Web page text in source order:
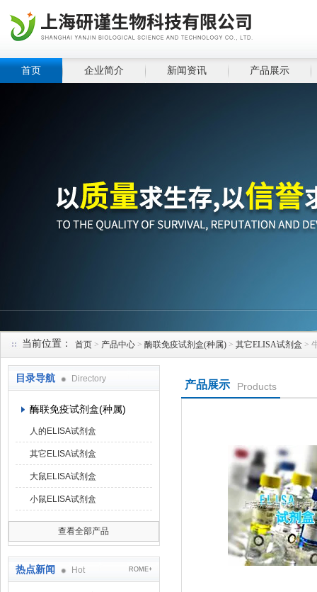
首页 企业简介 新闻资讯 产品展示
当前位置： 首页 > 产品中心 > 酶联免疫试剂盒(种属) > 其它ELISA试剂盒 >
目录导航 Directory
酶联免疫试剂盒(种属)
人的ELISA试剂盒
其它ELISA试剂盒
大鼠ELISA试剂盒
小鼠ELISA试剂盒
查看全部产品
热点新闻 Hot ROME+
产品展示 Products